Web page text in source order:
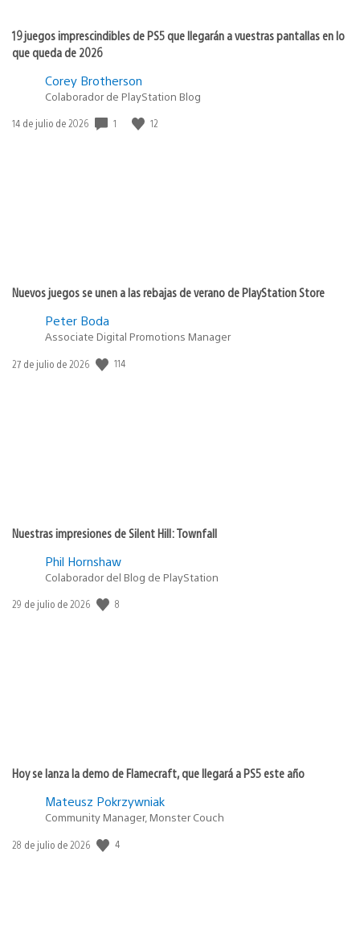
19 juegos imprescindibles de PS5 que llegarán a vuestras pantallas en lo
que queda de 2026
Corey Brotherson
Colaborador de PlayStation Blog
Fecha
14 de julio de 2026 1 12
Nuevos juegos se unen a las rebajas de verano de PlayStation Store
Peter Boda
Associate Digital Promotions Manager
Fecha
27 de julio de 2026 114
Nuestras impresiones de Silent Hill: Townfall
Phil Hornshaw
Colaborador del Blog de PlayStation
Fecha
29 de julio de 2026 8
Hoy se lanza la demo de Flamecraft, que llegará a PS5 este año
Mateusz Pokrzywniak
Community Manager, Monster Couch
Fecha
28 de julio de 2026 4